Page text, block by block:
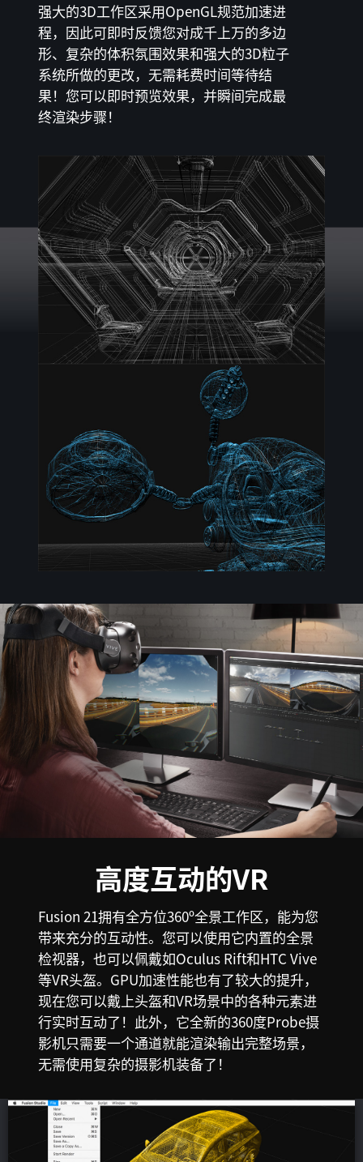
强大的3D工作区采用OpenGL规范加速进
程，因此可即时反馈您对成千上万的多边
形、复杂的体积氛围效果和强大的3D粒子
系统所做的更改，无需耗费时间等待结
果！您可以即时预览效果，并瞬间完成最
终渲染步骤！
高度互动的VR
Fusion 21拥有全方位360º全景工作区，能为您
带来充分的互动性。您可以使用它内置的全景
检视器，也可以佩戴如Oculus Rift和HTC Vive
等VR头盔。GPU加速性能也有了较大的提升，
现在您可以戴上头盔和VR场景中的各种元素进
行实时互动了！此外，它全新的360度Probe摄
影机只需要一个通道就能渲染输出完整场景，
无需使用复杂的摄影机装备了！